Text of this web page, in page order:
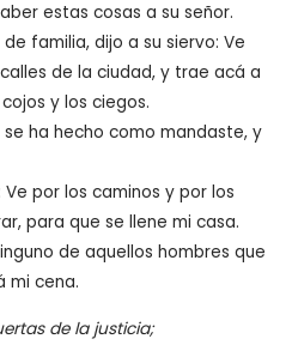
estas cosas a su señor.
familia, dijo a su siervo: Ve
de la ciudad, y trae acá a
y los ciegos.
se ha hecho como mandaste, y
por los caminos y por los
para que se llene mi casa.
de aquellos hombres que
mi cena.
de la justicia;